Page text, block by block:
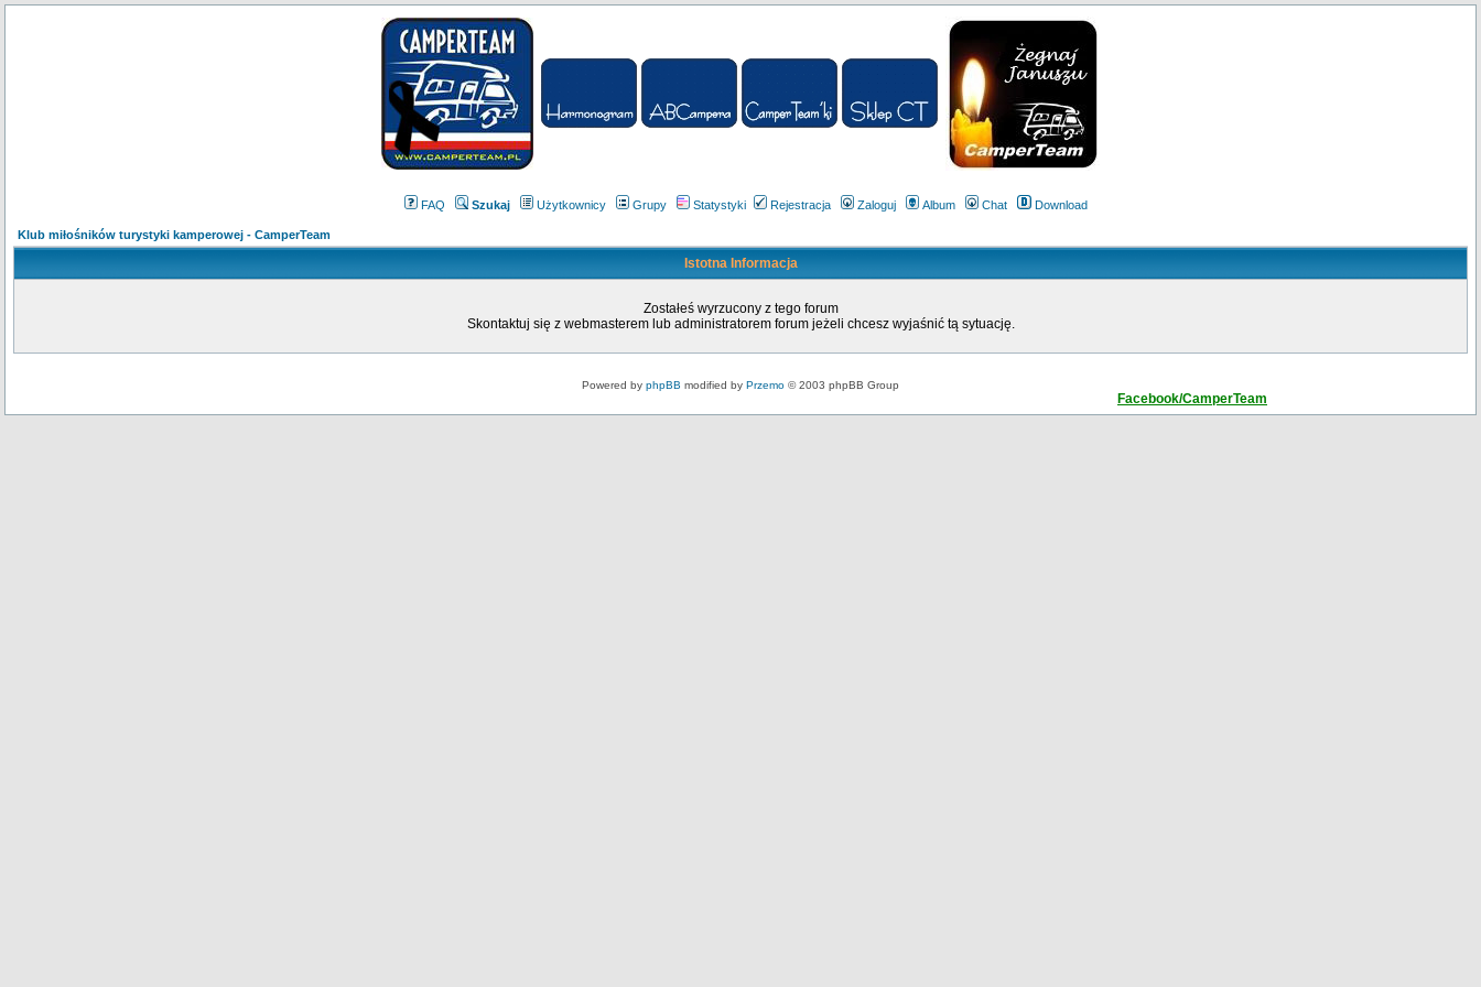
FAQ Szukaj Użytkownicy Grupy Statystyki Rejestracja Zaloguj Album Chat Download
Klub miłośników turystyki kamperowej - CamperTeam
Istotna Informacja
Zostałeś wyrzucony z tego forum
Skontaktuj się z webmasterem lub administratorem forum jeżeli chcesz wyjaśnić tą sytuację.
Powered by phpBB modified by Przemo © 2003 phpBB Group
Facebook/CamperTeam